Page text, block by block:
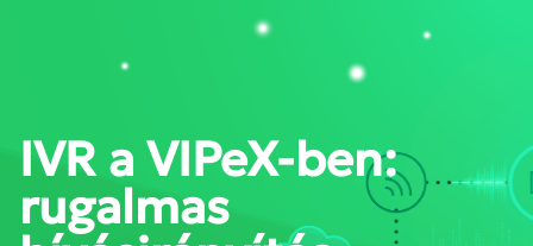
PORTÁL BELÉPÉS
IVR a VIPeX-ben:
rugalmas